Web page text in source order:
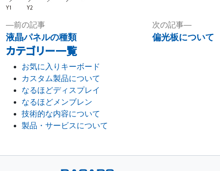
投
稿
ナ
ビ
ゲ
ー
シ
ョ
前の記事Previous
post:
液晶パネルの種類
次の記事
Next
post:
偏光板について
カテゴリー一覧
お気に入りキーボード
カスタム製品について
なるほどディスプレイ
なるほどメンブレン
技術的な内容について
製品・サービスについて